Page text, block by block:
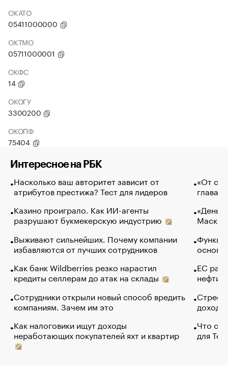
ОКАТО
05411000000
ОКТМО
05711000001
ОКФС
14
ОКОГУ
3300200
ОКОПФ
75404
Интересное на РБК
Насколько ваш авторитет зависит от
атрибутов престижа? Тест для лидеров
Казино проиграло. Как ИИ-агенты
разрушают букмекерскую индустрию
Выживают сильнейших. Почему компании
избавляются от лучших сотрудников
Как банк Wildberries резко нарастил
кредиты селлерам до атак на склады
Сотрудники открыли новый способ вредить
компаниям. Зачем им это
Как налоговики ищут доходы
неработающих покупателей яхт и квартир
«От
глава
Маск в
основ
ЕС
нефти
Что
для